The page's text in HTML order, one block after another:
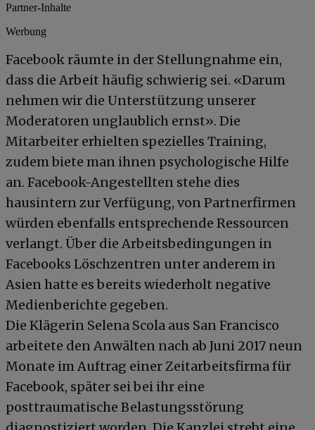
Partner-Inhalte
Werbung
Facebook räumte in der Stellungnahme ein,
dass die Arbeit häufig schwierig sei. «Darum
nehmen wir die Unterstützung unserer
Moderatoren unglaublich ernst». Die
Mitarbeiter erhielten spezielles Training,
zudem biete man ihnen psychologische Hilfe
an. Facebook-Angestellten stehe dies
hausintern zur Verfügung, von Partnerfirmen
würden ebenfalls entsprechende Ressourcen
verlangt. Über die Arbeitsbedingungen in
Facebooks Löschzentren unter anderem in
Asien hatte es bereits wiederholt negative
Medienberichte gegeben.
Die Klägerin Selena Scola aus San Francisco
arbeitete den Anwälten nach ab Juni 2017 neun
Monate im Auftrag einer Zeitarbeitsfirma für
Facebook, später sei bei ihr eine
posttraumatische Belastungsstörung